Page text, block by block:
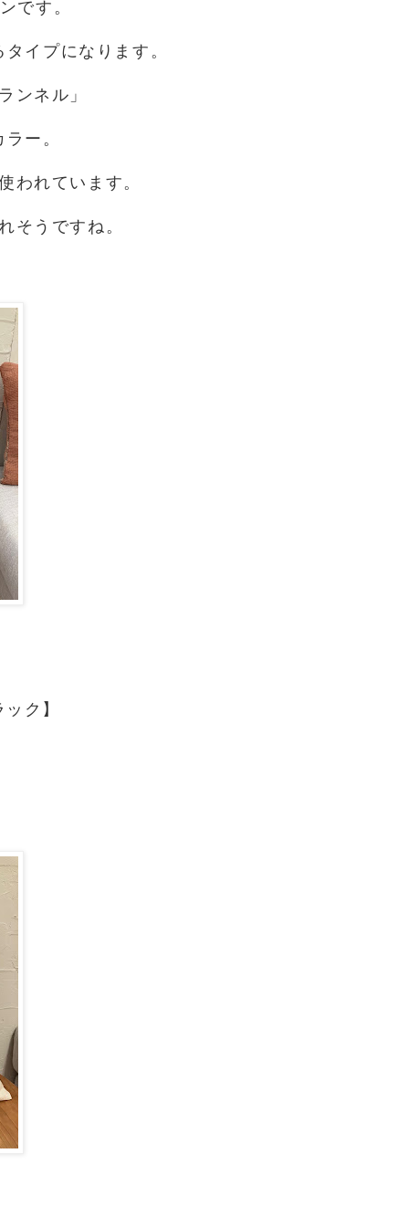
です。
イプになります。
ンネル」
ー。
われています。
そうですね。
ク】